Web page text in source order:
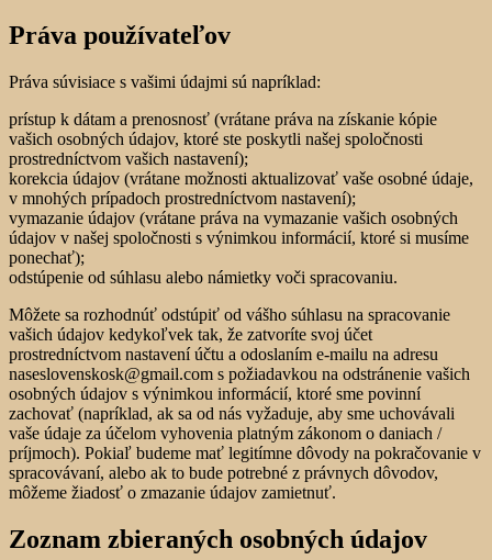
Práva používateľov
Práva súvisiace s vašimi údajmi sú napríklad:
prístup k dátam a prenosnosť (vrátane práva na získanie kópie
vašich osobných údajov, ktoré ste poskytli našej spoločnosti
prostredníctvom vašich nastavení);
korekcia údajov (vrátane možnosti aktualizovať vaše osobné údaje,
v mnohých prípadoch prostredníctvom nastavení);
vymazanie údajov (vrátane práva na vymazanie vašich osobných
údajov v našej spoločnosti s výnimkou informácií, ktoré si musíme
ponechať);
odstúpenie od súhlasu alebo námietky voči spracovaniu.
Môžete sa rozhodnúť odstúpiť od vášho súhlasu na spracovanie
vašich údajov kedykoľvek tak, že zatvoríte svoj účet
prostredníctvom nastavení účtu a odoslaním e-mailu na adresu
naseslovenskosk@gmail.com s požiadavkou na odstránenie vašich
osobných údajov s výnimkou informácií, ktoré sme povinní
zachovať (napríklad, ak sa od nás vyžaduje, aby sme uchovávali
vaše údaje za účelom vyhovenia platným zákonom o daniach /
príjmoch). Pokiaľ budeme mať legitímne dôvody na pokračovanie v
spracovávaní, alebo ak to bude potrebné z právnych dôvodov,
môžeme žiadosť o zmazanie údajov zamietnuť.
Zoznam zbieraných osobných údajov